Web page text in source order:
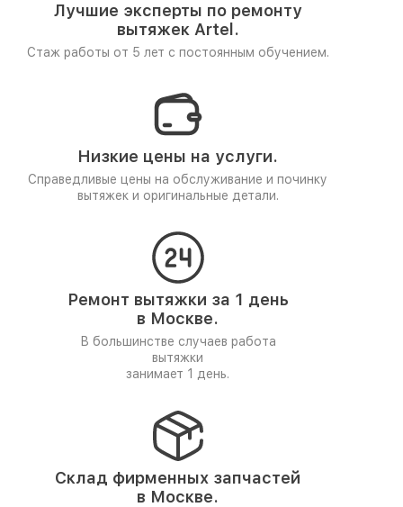
Лучшие эксперты по ремонту
вытяжек Artel.
Стаж работы от 5 лет с постоянным обучением.
Низкие цены на услуги.
Справедливые цены на обслуживание и починку
вытяжек и оригинальные детали.
Ремонт вытяжки за 1 день
в Москве.
В большинстве случаев работа
вытяжки
занимает 1 день.
Склад фирменных запчастей
в Москве.